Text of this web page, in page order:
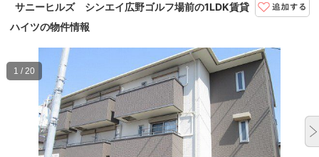
サニーヒルズ シンエイ広野ゴルフ場前の1LDK賃貸
ハイツの物件情報
1 / 20